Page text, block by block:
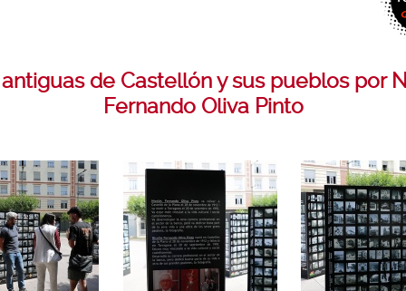
de Castellón y sus pueblos por
Fernando Oliva Pinto